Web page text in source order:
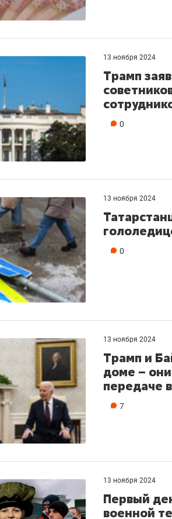
13 ноября 2024
Трамп
0
13 ноября 2024
0
13 ноября 2024
Трамп и
доме –
передаче
7
13 ноября 2024
Первый
военной